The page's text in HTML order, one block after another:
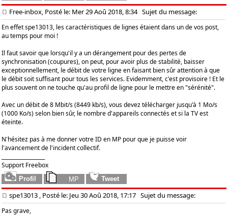
Free-inbox, Posté le: Mer 29 Aoû 2018, 8:34Sujet du message:
En effet spe13013, les caractéristiques de lignes étaient dans un de vos post,
au temps pour moi !
Il faut savoir que lorsqu'il y a un dérangement pour des pertes de
synchronisation (coupures), on peut, pour avoir plus de stabilité, baisser
exceptionnellement, le débit de votre ligne en faisant bien sûr attention à que
le débit soit suffisant pour tous les services. Evidemment, c'est provisoire ! Et le
plus souvent on ne touche qu'au profil de ligne pour le mettre en "sérénité".
Avec un débit de 8 Mbit/s (8449 kb/s), vous devez télécharger jusqu'à 1 Mo/s
(1000 Ko/s) selon bien sûr, le nombre d'appareils connectés et si la TV est
éteinte.
N'hésitez pas à me donner votre ID en MP pour que je puisse voir
l'avancement de l'incident collectif.
Support Freebox
spe13013 , Posté le: Jeu 30 Aoû 2018, 17:17 Sujet du message:
Pas grave,